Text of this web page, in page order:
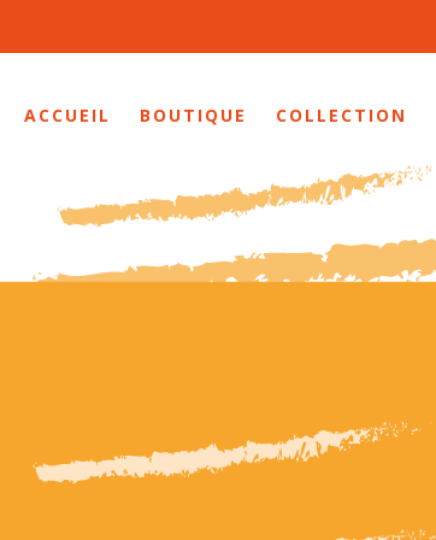
ACCUEIL BOUTIQUE COLLECTION